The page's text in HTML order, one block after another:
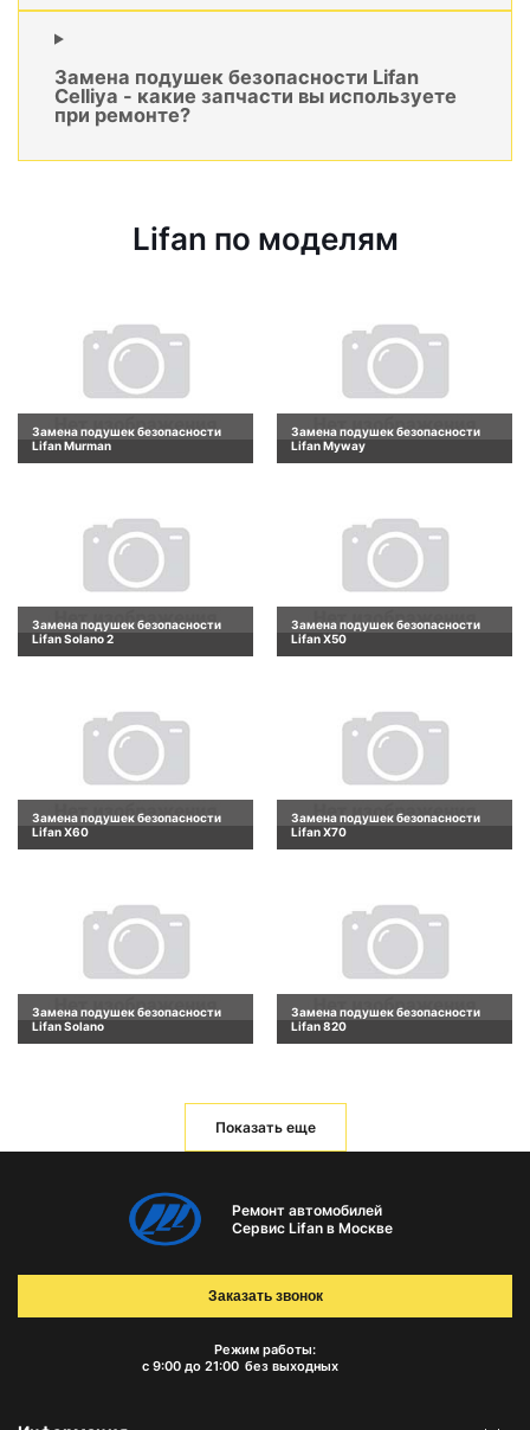
Замена подушек безопасности Lifan
Celliya - какие запчасти вы используете
при ремонте?
Lifan по моделям
Замена подушек безопасности
Lifan Murman
Замена подушек безопасности
Lifan Myway
Замена подушек безопасности
Lifan Solano 2
Замена подушек безопасности
Lifan X50
Замена подушек безопасности
Lifan X60
Замена подушек безопасности
Lifan X70
Замена подушек безопасности
Lifan Solano
Замена подушек безопасности
Lifan 820
Показать еще
Ремонт автомобилей
Сервис Lifan в Москве
Режим работы:
с 9:00 до 21:00 без выходных
Заказать звонок